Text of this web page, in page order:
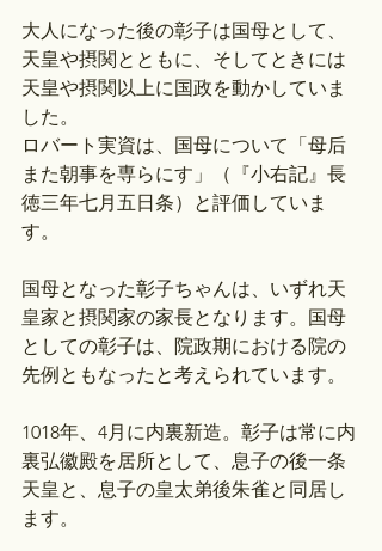
大人になった後の彰子は国母として、
天皇や摂関とともに、そしてときには
天皇や摂関以上に国政を動かしていま
した。
ロバート実資は、国母について「母后
また朝事を専らにす」（『小右記』長
徳三年七月五日条）と評価していま
す。
国母となった彰子ちゃんは、いずれ天
皇家と摂関家の家長となります。国母
としての彰子は、院政期における院の
先例ともなったと考えられています。
1018年、4月に内裏新造。彰子は常に内
裏弘徽殿を居所として、息子の後一条
天皇と、息子の皇太弟後朱雀と同居し
ます。